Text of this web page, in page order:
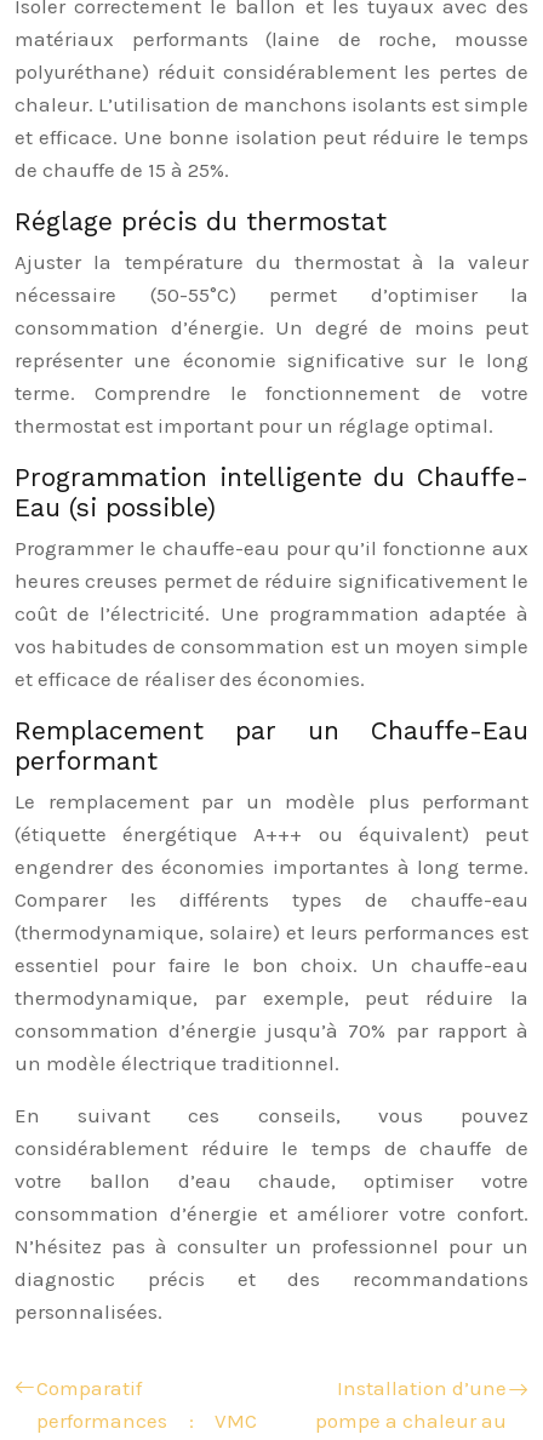
Isoler correctement le ballon et les tuyaux avec des
matériaux performants (laine de roche, mousse
polyuréthane) réduit considérablement les pertes de
chaleur. L’utilisation de manchons isolants est simple
et efficace. Une bonne isolation peut réduire le temps
de chauffe de 15 à 25%.
Réglage précis du thermostat
Ajuster la température du thermostat à la valeur
nécessaire (50-55°C) permet d’optimiser la
consommation d’énergie. Un degré de moins peut
représenter une économie significative sur le long
terme. Comprendre le fonctionnement de votre
thermostat est important pour un réglage optimal.
Programmation intelligente du Chauffe-
Eau (si possible)
Programmer le chauffe-eau pour qu’il fonctionne aux
heures creuses permet de réduire significativement le
coût de l’électricité. Une programmation adaptée à
vos habitudes de consommation est un moyen simple
et efficace de réaliser des économies.
Remplacement par un Chauffe-Eau
performant
Le remplacement par un modèle plus performant
(étiquette énergétique A+++ ou équivalent) peut
engendrer des économies importantes à long terme.
Comparer les différents types de chauffe-eau
(thermodynamique, solaire) et leurs performances est
essentiel pour faire le bon choix. Un chauffe-eau
thermodynamique, par exemple, peut réduire la
consommation d’énergie jusqu’à 70% par rapport à
un modèle électrique traditionnel.
En suivant ces conseils, vous pouvez
considérablement réduire le temps de chauffe de
votre ballon d’eau chaude, optimiser votre
consommation d’énergie et améliorer votre confort.
N’hésitez pas à consulter un professionnel pour un
diagnostic précis et des recommandations
personnalisées.
Comparatif
performances : VMC
Installation d’une
pompe a chaleur au